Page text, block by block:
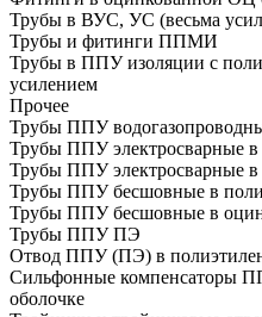
Трубы в ВУС, УС (весьма
Трубы и фитинги ППМИ
Трубы в ППУ изоляции с
усилением
Прочее
Трубы ППУ
Трубы ППУ электросварные в
Трубы ППУ электросварные в
Трубы ППУ бесшовные в
Трубы ППУ бесшовные в
Трубы ППУ ПЭ
Отвод ППУ (ПЭ) в
Сильфонные компенсаторы
оболочке